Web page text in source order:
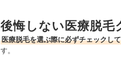
後悔しない医療脱毛
医療脱毛を選ぶ際に必ずチェックし
す。